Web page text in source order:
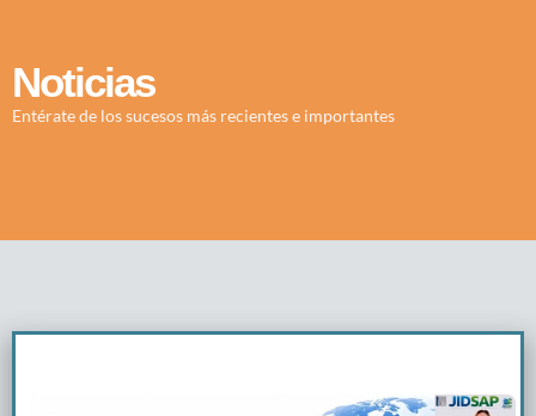
Noticias
Entérate de los sucesos más recientes e importantes